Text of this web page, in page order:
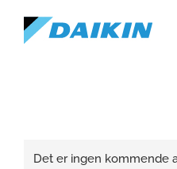
content
Det er ingen kommende